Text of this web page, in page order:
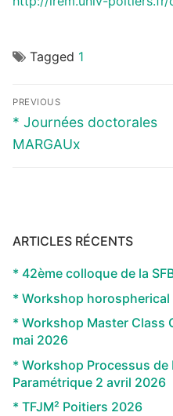
Tagged 1
Navigation
de
l’article
PREVIOUS
Previous
post:
* Journées doctorales
MARGAUx
ARTICLES RÉCENTS
* 42ème colloque de la
* Workshop
* Workshop Master Class
mai 2026
* Workshop Processus
Paramétrique 2 avril 2026
* TFJM² Poitiers 2026